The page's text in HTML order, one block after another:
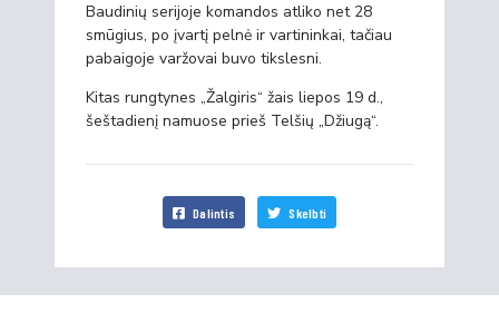
Baudinių serijoje komandos atliko net 28
smūgius, po įvartį pelnė ir vartininkai, tačiau
pabaigoje varžovai buvo tikslesni.
Kitas rungtynes „Žalgiris“ žais liepos 19 d.,
šeštadienį namuose prieš Telšių „Džiugą“.
Dalintis Skelbti